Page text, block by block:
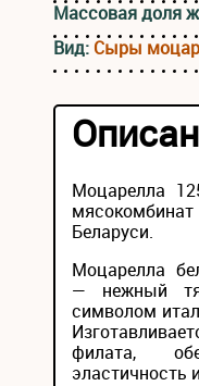
Массовая доля
Вид: Сыры
Моцарелла
Беларуси.
Моцарелла
— нежный
символом
филата,
эластичность